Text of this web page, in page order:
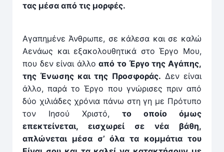
τας μέσα από τις μορφές.
Αγαπημένε Άνθρωπε, σε κάλεσα και σε καλώ
Αενάως και εξακολουθητικά στο Έργο Μου,
που δεν είναι άλλοαπό το Έργο της Αγάπης,
της Ένωσης και της Προσφοράς. Δεν είναι
άλλο, παρά το Έργο που γνώρισες πριν από
δύο χιλιάδες χρόνια πάνω στη γη με Πρότυπο
τον Ιησού Χριστό, το οποίο όμως
επεκτείνεται, εισχωρεί σε νέα βάθη,
απλώνε­ται μέσα σ’ όλα τα κομμάτια του